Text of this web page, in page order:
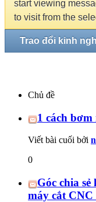
start viewing
to visit from the
Trao đổi kinh
Chủ đề
1 cách
Viết bài cuối bởi
0
Góc chia
máy cắt